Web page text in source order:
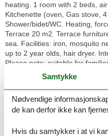
heating. 1 room with 2 beds,
Kitchenette (oven, Gas stove,
Shower/bidet/WC. Heating,
Terrace 20 m2. Terrace
sea. Facilities: iron, mosquito
up to 2 year olds, hair dryer.
Please note: suitable for
IT075005C200108783
Cosy, comfortable residence,
the property. In the centre of
centre of Andrano, 6 km from
shared use: garden 60 m2
Samtykke
Nødvendige
de kan derfor ikke kan
Hvis du samtykker i at vi